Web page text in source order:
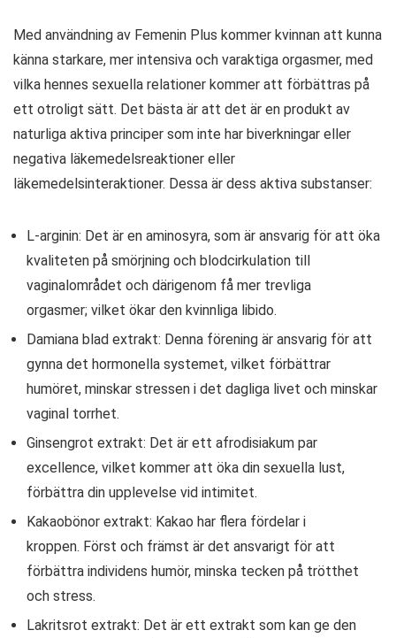
Med användning av Femenin Plus kommer kvinnan att kunna
känna starkare, mer intensiva och varaktiga orgasmer, med
vilka hennes sexuella relationer kommer att förbättras på
ett otroligt sätt. Det bästa är att det är en produkt av
naturliga aktiva principer som inte har biverkningar eller
negativa läkemedelsreaktioner eller
läkemedelsinteraktioner. Dessa är dess aktiva substanser:
L-arginin: Det är en aminosyra, som är ansvarig för att öka
kvaliteten på smörjning och blodcirkulation till
vaginalområdet och därigenom få mer trevliga
orgasmer; vilket ökar den kvinnliga libido.
Damiana blad extrakt: Denna förening är ansvarig för att
gynna det hormonella systemet, vilket förbättrar
humöret, minskar stressen i det dagliga livet och minskar
vaginal torrhet.
Ginsengrot extrakt: Det är ett afrodisiakum par
excellence, vilket kommer att öka din sexuella lust,
förbättra din upplevelse vid intimitet.
Kakaobönor extrakt: Kakao har flera fördelar i
kroppen. Först och främst är det ansvarigt för att
förbättra individens humör, minska tecken på trötthet
och stress.
Lakritsrot extrakt: Det är ett extrakt som kan ge den